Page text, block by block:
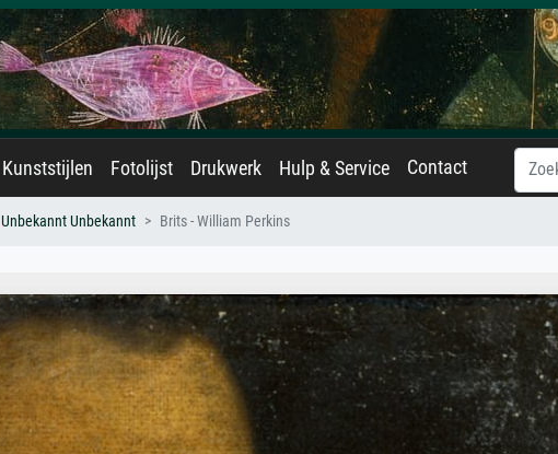
Kunststijlen Fotolijst Drukwerk Hulp & Service Contact
Unbekannt Unbekannt Brits - William Perkins